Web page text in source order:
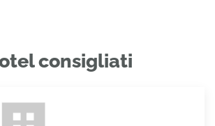
consigliati